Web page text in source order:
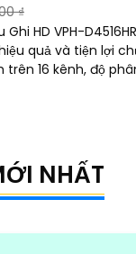
₫
HD VPH-
quả và tiện lợi
trên 16 kênh, độ
NHẤT